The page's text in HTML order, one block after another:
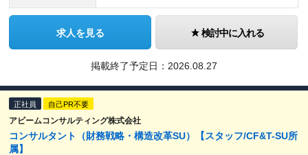
求人を見る 検討中に入れる
掲載終了予定日： 2026.08.27
正社員 自己PR不要
アビームコンサルティング株式会社
コンサルタント（財務戦略・構造改革SU）【スタッフ/CF&T-SU所
属】